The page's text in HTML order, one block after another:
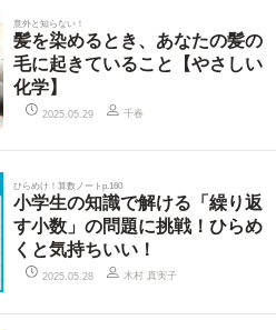
意外と知らない！
髪を染めるとき、あなたの髪の
毛に起きていること【やさしい
化学】
2025.05.29 千春
ひらめけ！算数ノートp.160
小学生の知識で解ける「繰り返
す小数」の問題に挑戦！ひらめ
くと気持ちいい！
2025.05.28 木村 真実子